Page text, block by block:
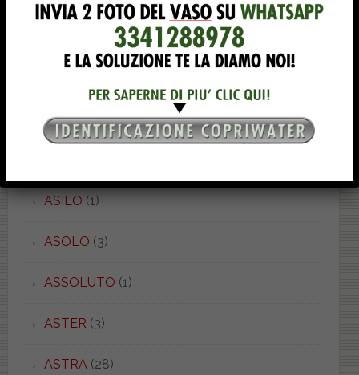
AROLLA(2)
ASILO (1)
ASOLO (3)
ASSOLUTO (1)
ASTER (3)
ASTRA (28)